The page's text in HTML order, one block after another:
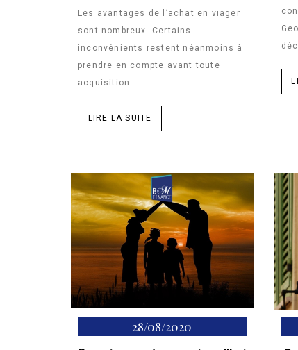
Les avantages de l’achat en viager
sont nombreux. Certains
inconvénients restent néanmoins à
prendre en compte avant toute
acquisition.
LIRE LA SUITE
28/08/2020